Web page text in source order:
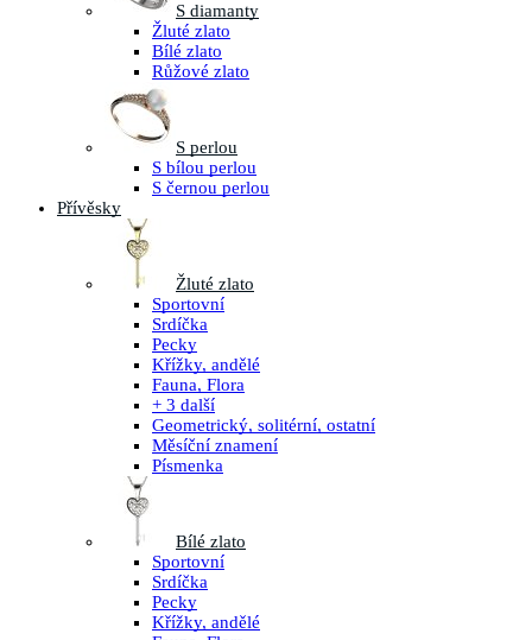
S diamanty
Žluté zlato
Bílé zlato
Růžové zlato
S perlou
S bílou perlou
S černou perlou
Přívěsky
Žluté zlato
Sportovní
Srdíčka
Pecky
Křížky, andělé
Fauna, Flora
+ 3 další
Geometrický, solitérní, ostatní
Měsíční znamení
Písmenka
Bílé zlato
Sportovní
Srdíčka
Pecky
Křížky, andělé